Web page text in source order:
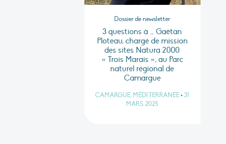
Dossier de newsletter
3 questions à … Gaëtan
Ploteau, chargé de mission
des sites Natura 2000
« Trois Marais », au Parc
naturel régional de
Camargue
CAMARGUE, MÉDITERRANÉE • 31
MARS 2025